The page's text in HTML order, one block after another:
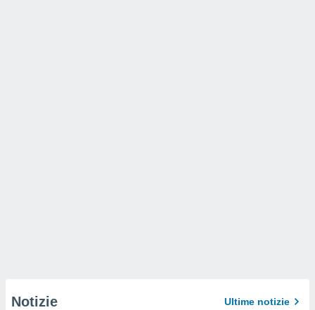
Notizie Ultime notizie